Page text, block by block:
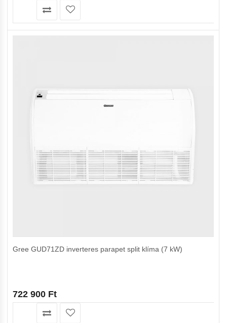
Gree GUD71ZD inverteres parapet split klíma (7 kW)
722 900 Ft